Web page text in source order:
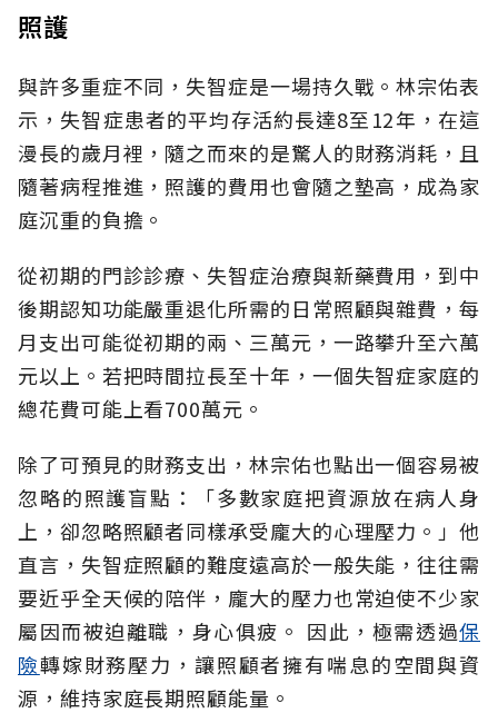
照護
與許多重症不同，失智症是一場持久戰。林宗佑表
示，失智症患者的平均存活約長達8至12年，在這
漫長的歲月裡，隨之而來的是驚人的財務消耗，且
隨著病程推進，照護的費用也會隨之墊高，成為家
庭沉重的負擔。
從初期的門診診療、失智症治療與新藥費用，到中
後期認知功能嚴重退化所需的日常照顧與雜費，每
月支出可能從初期的兩、三萬元，一路攀升至六萬
元以上。若把時間拉長至十年，一個失智症家庭的
總花費可能上看700萬元。
除了可預見的財務支出，林宗佑也點出一個容易被
忽略的照護盲點：「多數家庭把資源放在病人身
上，卻忽略照顧者同樣承受龐大的心理壓力。」他
直言，失智症照顧的難度遠高於一般失能，往往需
要近乎全天候的陪伴，龐大的壓力也常迫使不少家
屬因而被迫離職，身心俱疲。 因此，極需透過保
險轉嫁財務壓力，讓照顧者擁有喘息的空間與資
源，維持家庭長期照顧能量。